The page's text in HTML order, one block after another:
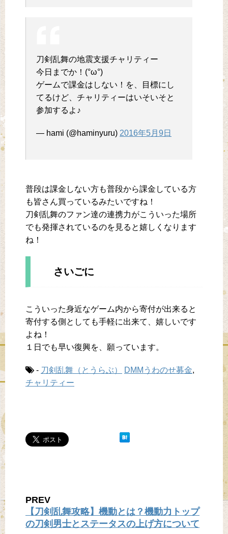
刀剣乱舞の地震支援チャリティー
今日までか！(°ω°)
ゲームで課金はしない！を、目標にし
てるけど、チャリティーはいそいそと
参加するよ♪
— hami (@haminyuru) 2016年5月9日
普段は課金しない方も普段から課金している方
も皆さん買っているみたいですね！
刀剣乱舞のファン達の連携力がこういった場所
でも発揮されているのを見ると嬉しくなります
ね！
さいごに
こういった身近なゲーム内から寄付が出来ると
寄付する側としても手軽に出来て、嬉しいです
よね！
１日でも早い復興を、願っています。
- 刀剣乱舞（とうらぶ） DMMうわのせ募金,
チャリティー
PREV
【刀剣乱舞攻略】機動とは？機動力トップ
の刀剣男士とステータスの上げ方について